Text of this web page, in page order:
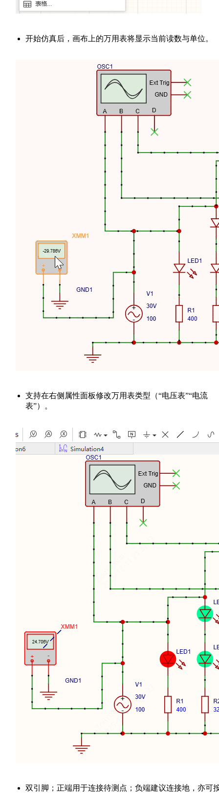
开始仿真后，画布上的万用表将显示当前读数与单位。
支持在右侧属性面板修改万用表类型（“电压表”“电流
表”）。
双引脚；正端用于连接待测点；负端建议连接地，亦可